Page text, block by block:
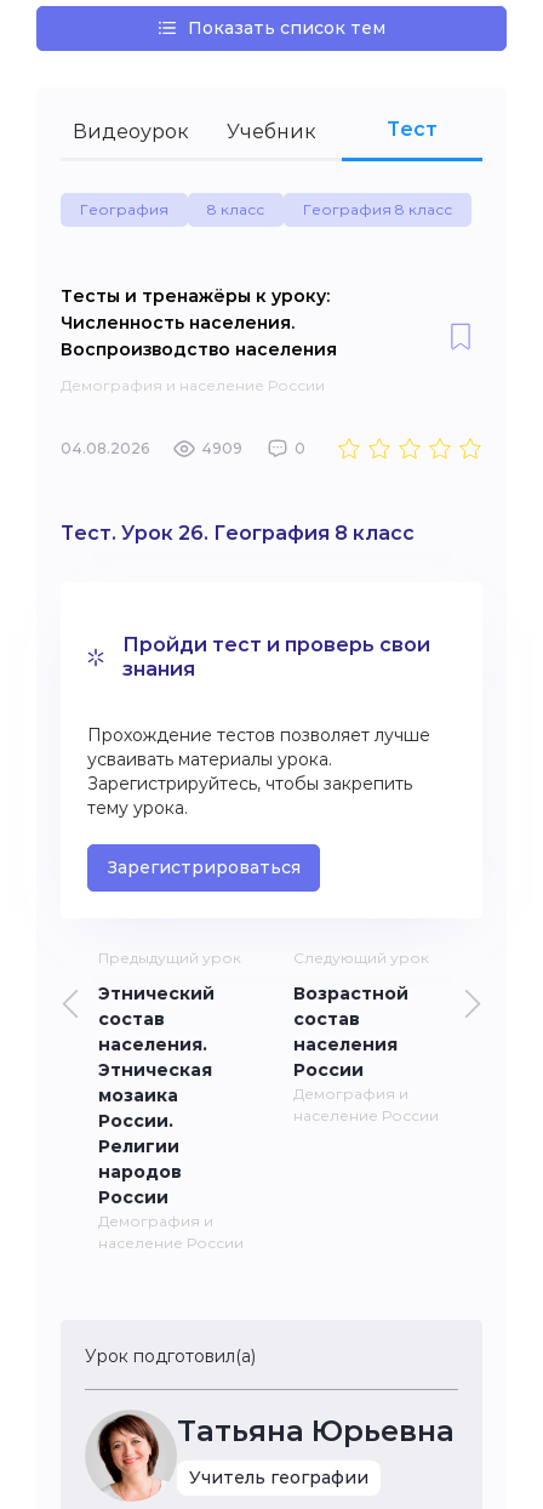
Показать список тем
Видеоурок Учебник Тест
География 8 класс География 8 класс
Тесты и тренажёры к уроку:
Численность населения.
Воспроизводство населения
Демография и население России
04.08.2026 4909 0
Тест. Урок 26. География 8 класс
Пройди тест и проверь свои
знания
Прохождение тестов позволяет лучше
усваивать материалы урока.
Зарегистрируйтесь, чтобы закрепить
тему урока.
Зарегистрироваться
Предыдущий урок
Этнический
состав
населения.
Этническая
мозаика
России.
Религии
народов
России
Демография и
население России
Следующий урок
Возрастной
состав
населения
России
Демография и
население России
Урок подготовил(а)
Татьяна Юрьевна
Учитель географии